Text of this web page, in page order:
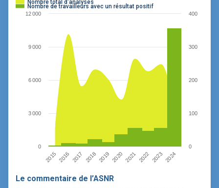
Nombre total d'analyses
Nombre de travailleurs avec un résultat positif
2015 2016 2017 2018 2019 2020 2021 2022 2023 2024
0
3 000
6 000
9 000
12 000
0
100
200
300
400
Le commentaire de l’ASNR